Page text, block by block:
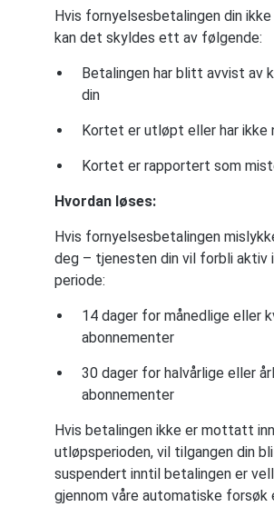
Hvis fornyelsesbetalingen din ikke
kan det skyldes ett av følgende:
Betalingen har blitt avvist av
din
Kortet er utløpt eller har ikke
Kortet er rapportert som
Hvordan løses:
Hvis fornyelsesbetalingen
deg – tjenesten din vil forbli aktiv
periode:
14 dager for månedlige eller
abonnementer
30 dager for halvårlige eller
abonnementer
Hvis betalingen ikke er mottatt
utløpsperioden, vil tilgangen din
suspendert inntil betalingen er
gjennom våre automatiske forsøk